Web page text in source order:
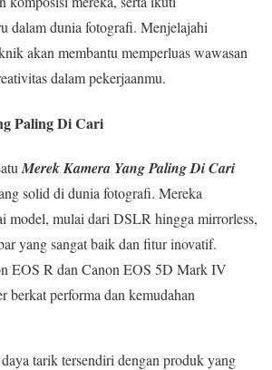
dalam dunia fotografi. Menjelajahi
akan membantu memperluas wawasan
dalam pekerjaanmu.
Paling Di Cari
Merek Kamera Yang Paling Di Cari
solid di dunia fotografi. Mereka
model, mulai dari DSLR hingga mirrorless,
yang sangat baik dan fitur inovatif.
EOS R dan Canon EOS 5D Mark IV
berkat performa dan kemudahan
tarik tersendiri dengan produk yang